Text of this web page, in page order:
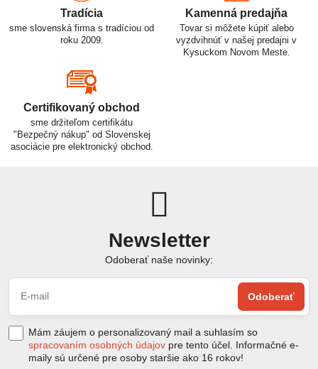
Tradícia
sme slovenská firma s tradíciou od
roku 2009.
Kamenná predajňa
Tovar si môžete kúpiť alebo
vyzdvihnúť v našej predajni v
Kysuckom Novom Meste.
Certifikovaný obchod
sme držiteľom certifikátu
"Bezpečný nákup" od Slovenskej
asociácie pre elektronický obchod.
Newsletter
Odoberať naše novinky:
Odoberať
Mám záujem o personalizovaný mail a suhlasím so
spracovaním osobných údajov pre tento účel. Informačné e-
maily sú určené pre osoby staršie ako 16 rokov!